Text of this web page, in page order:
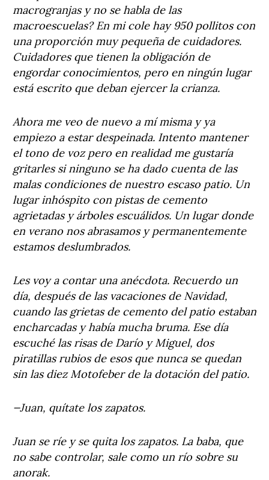
macrogranjas y no se habla de las
macroescuelas? En mi cole hay 950 pollitos con
una proporción muy pequeña de cuidadores.
Cuidadores que tienen la obligación de
engordar conocimientos, pero en ningún lugar
está escrito que deban ejercer la crianza.
Ahora me veo de nuevo a mí misma y ya
empiezo a estar despeinada. Intento mantener
el tono de voz pero en realidad me gustaría
gritarles si ninguno se ha dado cuenta de las
malas condiciones de nuestro escaso patio. Un
lugar inhóspito con pistas de cemento
agrietadas y árboles escuálidos. Un lugar donde
en verano nos abrasamos y permanentemente
estamos deslumbrados.
Les voy a contar una anécdota. Recuerdo un
día, después de las vacaciones de Navidad,
cuando las grietas de cemento del patio estaban
encharcadas y había mucha bruma. Ese día
escuché las risas de Darío y Miguel, dos
piratillas rubios de esos que nunca se quedan
sin las diez Motofeber de la dotación del patio.
—Juan, quítate los zapatos.
Juan se ríe y se quita los zapatos. La baba, que
no sabe controlar, sale como un río sobre su
anorak.